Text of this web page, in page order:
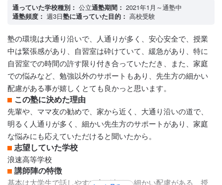
カリキュラムについて
偏差値でクラスを分けているので自分のレベルに合った授業
います。ひとつの単元を塾、学校、テスト前、講習といった
タイミングで複数回反復で学習するのできちんと学力が定着
します。
保護者への連絡手段
電話連絡 / 塾専用アプリ
アクセス・周りの環境
駅前で人通りも多く、明るい場所にあるので夜に通うのも不
安はないし、スクールバスもあるので送迎の心配もなくて良
い。
通っていた学校種別： 公立通塾期間： 2021年1月～通塾中
通塾頻度： 週3日塾に通っていた目的： 高校受験
塾の環境は大通り沿いで、人通りが多く、安心安全で、授業
中は緊張感があり、自習室は砕けていて、緩急があり、特に
自習室での時間の許す限り付き合っていただき、また、家庭
での悩みなど、勉強以外のサポートもあり、先生方の細かい
配慮がある事が嬉しくとても良かっと思います。
この塾に決めた理由
先輩や、ママ友の勧めで、家から近く、大通り沿いの道で、
明るく人通りが多く、細かい先生方のサポートがあり、家庭
な悩みにも応えていただけると聞いたから。
志望していた学校
浪速高等学校
講師陣の特徴
基本は大学生で話しやすい方が多く、細かい配慮がある、授